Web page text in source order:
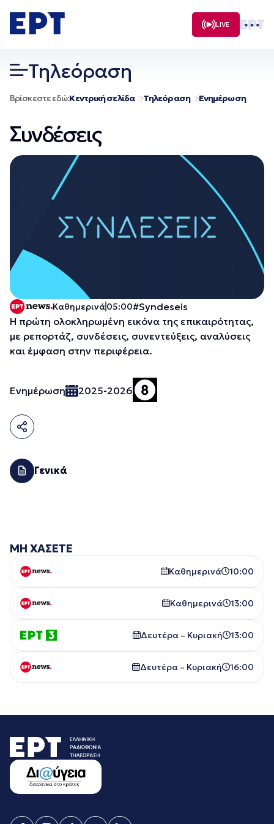
σε
περιεχόμενο
LIVE
Τηλεόραση
Βρίσκεστε εδώ:Κεντρική σελίδα Τηλεόραση Ενημέρωση
Συνδέσεις
Καθημερινά05:00#Syndeseis
Η πρώτη ολοκληρωμένη εικόνα της επικαιρότητας,
με ρεπορτάζ, συνδέσεις, συνεντεύξεις, αναλύσεις
και έμφαση στην περιφέρεια.
Ενημέρωση 2025-2026
Γενικά
ΜΗ ΧΑΣΕΤΕ
Καθημερινά 10:00
Καθημερινά 13:00
Δευτέρα – Κυριακή 13:00
Δευτέρα – Κυριακή 16:00